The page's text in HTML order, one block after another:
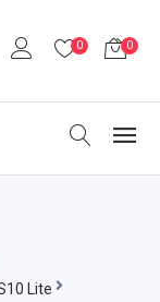
0 0
Lite